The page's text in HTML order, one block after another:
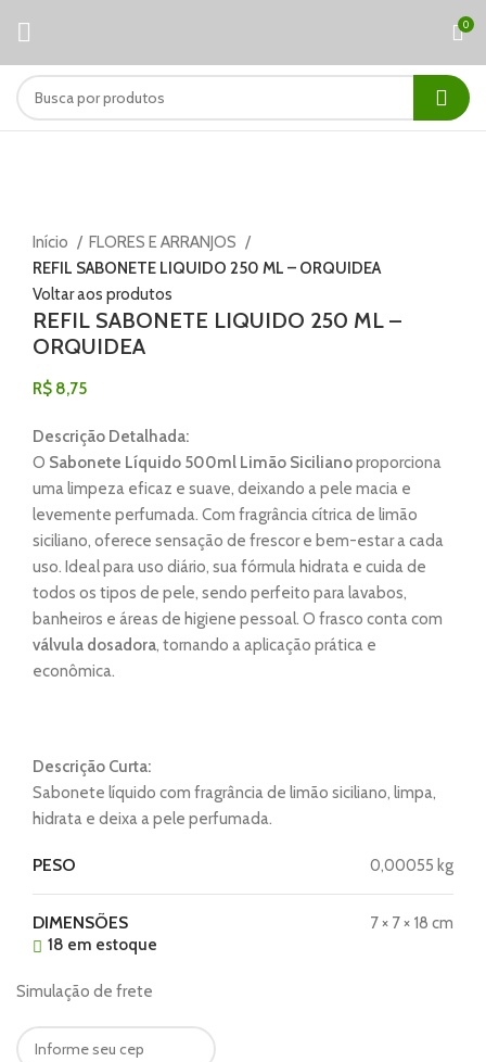
0
Início
FLORES E ARRANJOS
REFIL SABONETE LIQUIDO 250 ML – ORQUIDEA
Voltar aos produtos
REFIL SABONETE LIQUIDO 250 ML –
ORQUIDEA
R$ 8,75
Descrição Detalhada:
O Sabonete Líquido 500ml Limão Sicilianoproporciona
uma limpeza eficaz e suave, deixando a pele macia e
levemente perfumada. Com fragrância cítrica de limão
siciliano, oferece sensação de frescor e bem-estar a cada
uso. Ideal para uso diário, sua fórmula hidrata e cuida de
todos os tipos de pele, sendo perfeito para lavabos,
banheiros e áreas de higiene pessoal. O frasco conta com
válvula dosadora, tornando a aplicação prática e
econômica.
Descrição Curta:
Sabonete líquido com fragrância de limão siciliano, limpa,
hidrata e deixa a pele perfumada.
PESO 0,00055 kg
DIMENSÕES
7 × 7 × 18 cm
18 em estoque
Simulação de frete